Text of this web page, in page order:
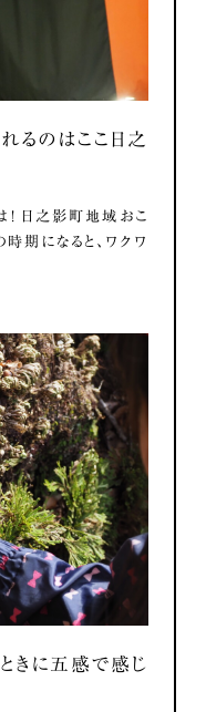
るのはここ日之
日之影町地域おこ
期になると、ワクワ
きに五感で感じ